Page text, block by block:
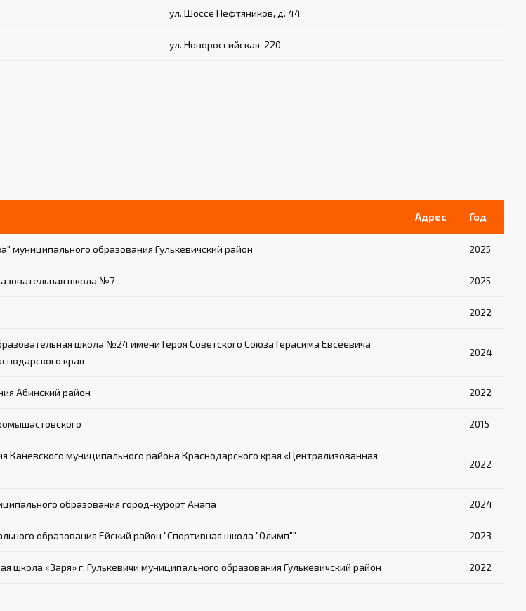
ул. Шоссе Нефтяников, д. 44
ул. Новороссийская, 220
Адрес Год
муниципального образования Гулькевичский район 2025
школа №7 2025
2022
школа №24 имени Героя Советского Союза Герасима Евсеевича
края
2024
Абинский район 2022
2015
муниципального района Краснодарского края «Централизованная
2022
образования город-курорт Анапа 2024
образования Ейский район "Спортивная школа "Олимп"" 2023
«Заря» г. Гулькевичи муниципального образования Гулькевичский район 2022